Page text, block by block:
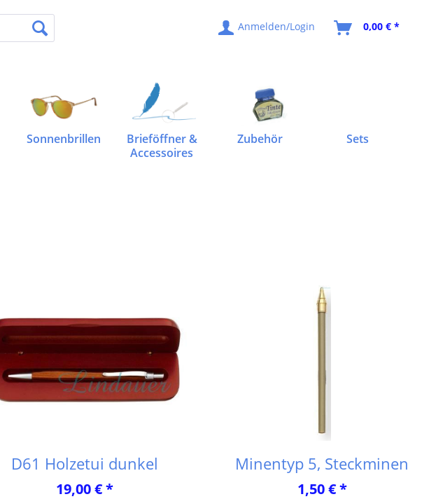
Anmelden/Login 0,00 € *
Sonnenbrillen
Brieföffner &
Accessoires
Zubehör Sets
D61 Holzetui dunkel
19,00 € *
Minentyp 5, Steckminen
1,50 € *